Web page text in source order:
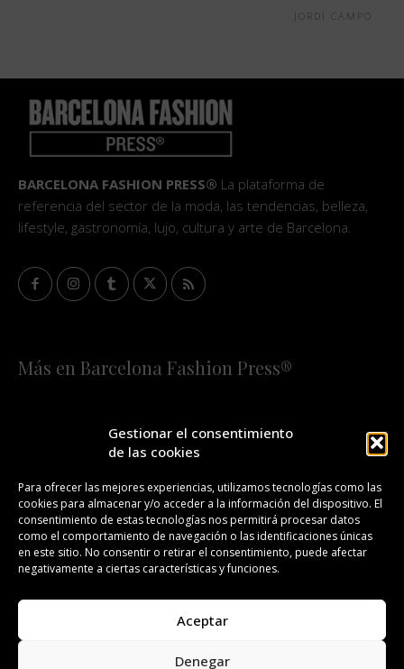
Gestionar el consentimiento
de las cookies
Para ofrecer las mejores experiencias, utilizamos tecnologías como las
cookies para almacenar y/o acceder a la información del dispositivo. El
consentimiento de estas tecnologías nos permitirá procesar datos
como el comportamiento de navegación o las identificaciones únicas
en este sitio. No consentir o retirar el consentimiento, puede afectar
negativamente a ciertas características y funciones.
Aceptar
Denegar
JORDI CAMPO
BARCELONA FASHION PRESS® La plataforma de
referencia del sector de la moda, las tendencias, belleza,
lifestyle, gastronomía, lujo, cultura y arte de Barcelona.
Más en Barcelona Fashion Press®
¡SUSCRÍBETE A NUESTRA FASHION NEWS!
CONTACTO REDACCIÓN PUBLICIDAD
ISSN 2385-4839 DL B 27443-2014
Todos los derechos reservados. Copyright 2008-2024.